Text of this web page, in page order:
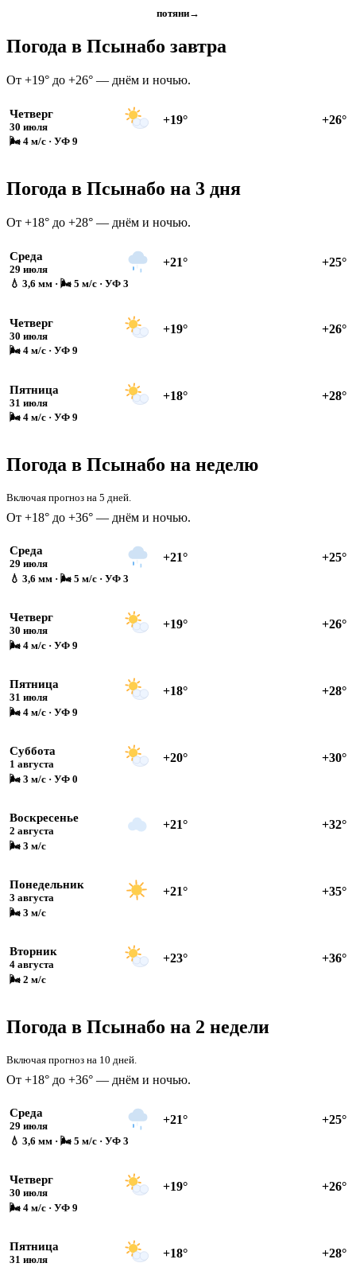
потяни→
Погода в Псынабо завтра
От +19° до +26° — днём и ночью.
Четверг
30 июля +19° +26°
🌬 4 м/с · УФ 9
Погода в Псынабо на 3 дня
От +18° до +28° — днём и ночью.
Среда
29 июля +21° +25°
💧 3,6 мм · 🌬 5 м/с · УФ 3
Четверг
30 июля +19° +26°
🌬 4 м/с · УФ 9
Пятница
31 июля +18° +28°
🌬 4 м/с · УФ 9
Погода в Псынабо на неделю
Включая прогноз на 5 дней.
От +18° до +36° — днём и ночью.
Среда
29 июля +21° +25°
💧 3,6 мм · 🌬 5 м/с · УФ 3
Четверг
30 июля +19° +26°
🌬 4 м/с · УФ 9
Пятница
31 июля +18° +28°
🌬 4 м/с · УФ 9
Суббота
1 августа +20° +30°
🌬 3 м/с · УФ 0
Воскресенье
2 августа +21° +32°
🌬 3 м/с
Понедельник
3 августа +21° +35°
🌬 3 м/с
Вторник
4 августа +23° +36°
🌬 2 м/с
Погода в Псынабо на 2 недели
Включая прогноз на 10 дней.
От +18° до +36° — днём и ночью.
Среда
29 июля +21° +25°
💧 3,6 мм · 🌬 5 м/с · УФ 3
Четверг
30 июля +19° +26°
🌬 4 м/с · УФ 9
Пятница
31 июля +18° +28°